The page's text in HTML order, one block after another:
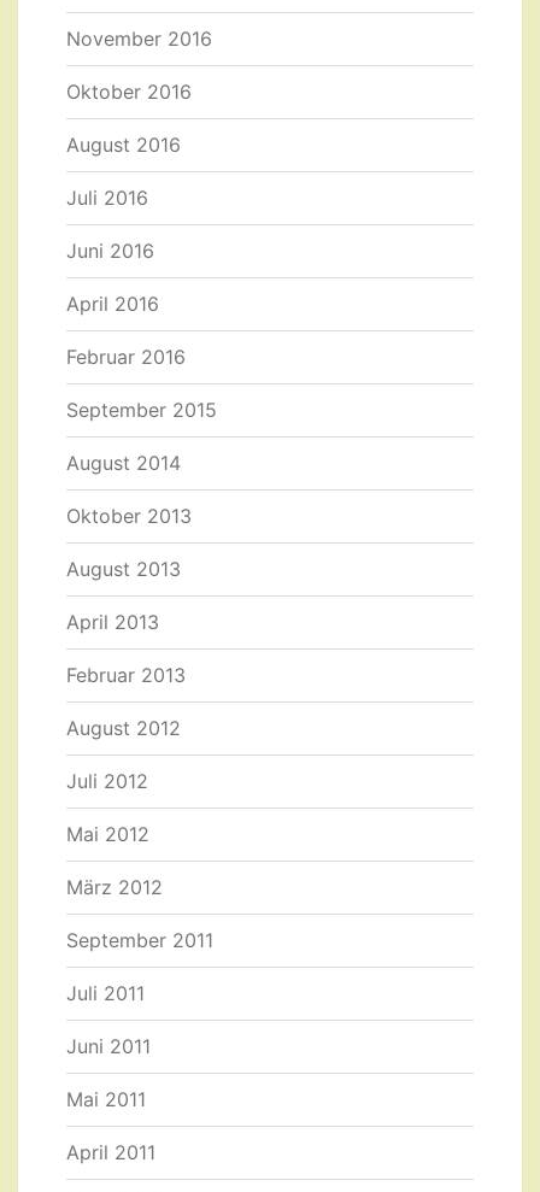
November 2016
Oktober 2016
August 2016
Juli 2016
Juni 2016
April 2016
Februar 2016
September 2015
August 2014
Oktober 2013
August 2013
April 2013
Februar 2013
August 2012
Juli 2012
Mai 2012
März 2012
September 2011
Juli 2011
Juni 2011
Mai 2011
April 2011